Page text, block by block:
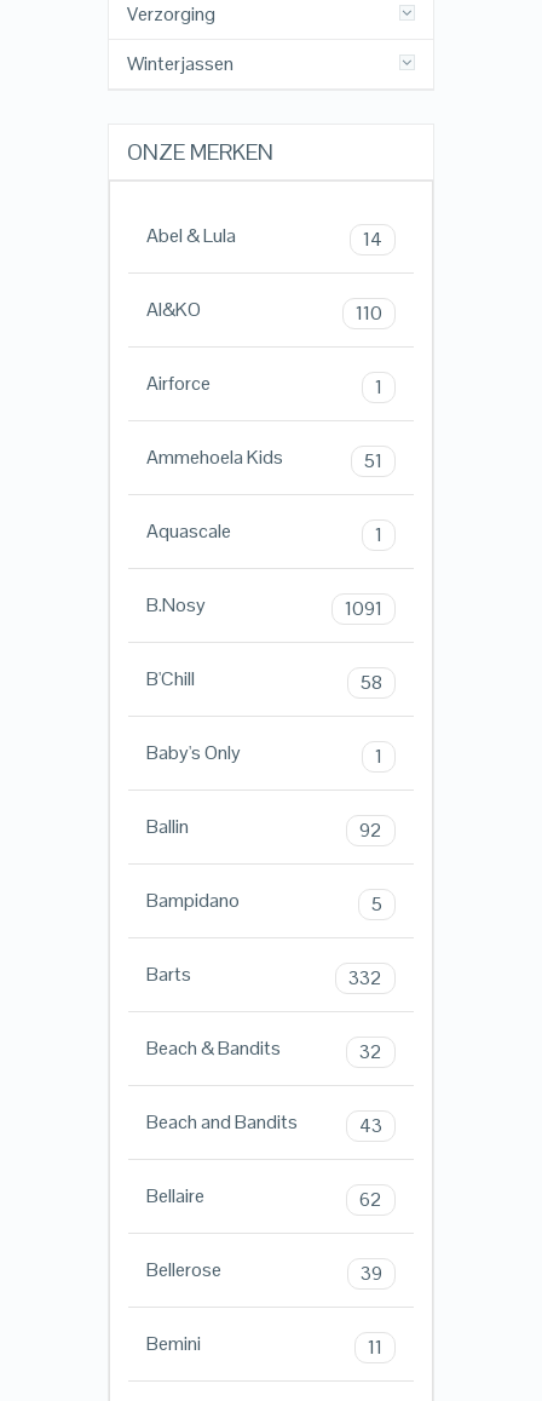
Verzorging
Winterjassen
ONZE MERKEN
Abel & Lula 14
AI&KO 110
Airforce 1
Ammehoela Kids 51
Aquascale 1
B.Nosy 1091
B'Chill 58
Baby's Only 1
Ballin 92
Bampidano 5
Barts 332
Beach & Bandits 32
Beach and Bandits 43
Bellaire 62
Bellerose 39
Bemini 11